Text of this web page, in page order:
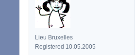
Lieu Bruxelles
Registered 10.05.2005